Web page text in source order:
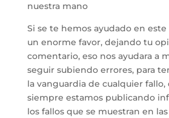
nuestra mano
Si se te hemos ayudado en este
un enorme favor, dejando tu
comentario, eso nos ayudara a
seguir subiendo errores, para
la vanguardia de cualquier fallo,
siempre estamos publicando
los fallos que se muestran en